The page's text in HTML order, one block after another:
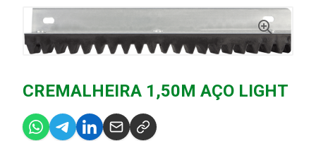
CREMALHEIRA 1,50M AÇO LIGHT